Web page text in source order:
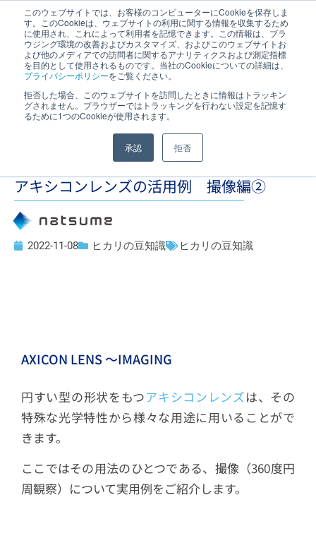
このウェブサイトでは、お客様のコンピューターにCookieを保存しま
す。このCookieは、ウェブサイトの利用に関する情報を収集するため
に使用され、これによって利用者を記憶できます。この情報は、ブラ
ウジング環境の改善およびカスタマイズ、およびこのウェブサイトお
よび他のメディアでの訪問者に関するアナリティクスおよび測定指標
を目的として使用されるものです。当社のCookieについての詳細は、
プライバシーポリシーをご覧ください。
拒否した場合、このウェブサイトを訪問したときに情報はトラッキン
グされません。ブラウザーではトラッキングを行わない設定を記憶す
るために1つのCookieが使用されます。
承認 拒否
JP｜EN
アキシコンレンズの活用例 撮像編②
2022-11-08 ヒカリの豆知識 ヒカリの豆知識
AXICON LENS ～IMAGING
円すい型の形状をもつアキシコンレンズは、その
特殊な光学特性から様々な用途に用いることがで
きます。
ここではその用法のひとつである、撮像（360度円
周観察）について実用例をご紹介します。